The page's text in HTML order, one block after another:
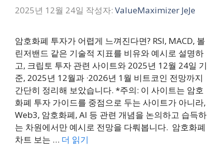
2025년 12월 24일 작성자: ValueMaximizer JeJe
암호화폐 투자가 어렵게 느껴진다면? RSI, MACD, 볼
린저밴드 같은 기술적 지표를 비유와 예시로 설명하
고, 크립토 투자 관련 사이트와 2025년 12월 24일 기
준, 2025년 12월과 ·2026년 1월 비트코인 전망까지
간단히 정리해 보았습니다. *주의: 이 사이트는 암호
화폐 투자 가이드를 중점으로 두는 사이트가 아니라,
Web3, 암호화폐, AI 등 관련 개념을 논의하고 습득하
는 차원에서만 예시로 전망을 다뤄봅니다. 암호화폐
차트 보는 … 더 읽기